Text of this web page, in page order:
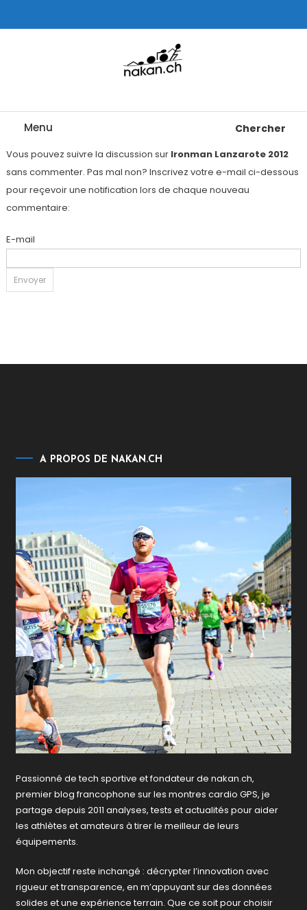
To
Menu Chercher
Vous pouvez suivre la discussion sur Ironman Lanzarote 2012
sans commenter. Pas mal non? Inscrivez votre e-mail ci-dessous
pour reçevoir une notification lors de chaque nouveau
commentaire:
E-mail
A PROPOS DE NAKAN.CH
Passionné de tech sportive et fondateur de nakan.ch,
premier blog francophone sur les montres cardio GPS, je
partage depuis 2011 analyses, tests et actualités pour aider
les athlètes et amateurs à tirer le meilleur de leurs
équipements.
Mon objectif reste inchangé : décrypter l’innovation avec
rigueur et transparence, en m’appuyant sur des données
solides et une expérience terrain. Que ce soit pour choisir